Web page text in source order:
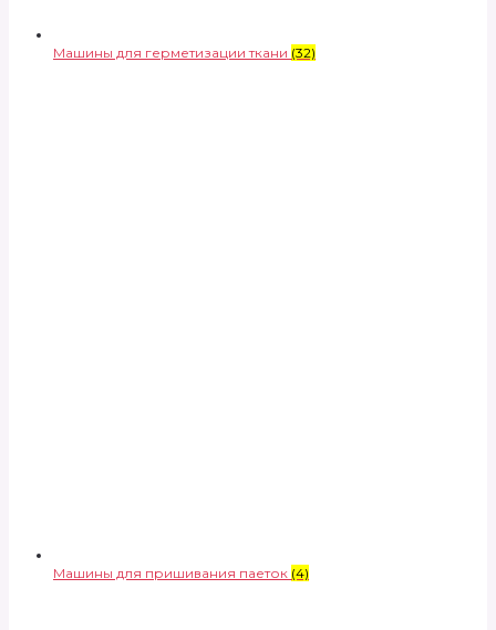
Машины для герметизации ткани (32)
Машины для пришивания паеток (4)